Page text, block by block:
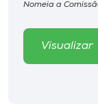
Editora
Nomeia a
Visualizar